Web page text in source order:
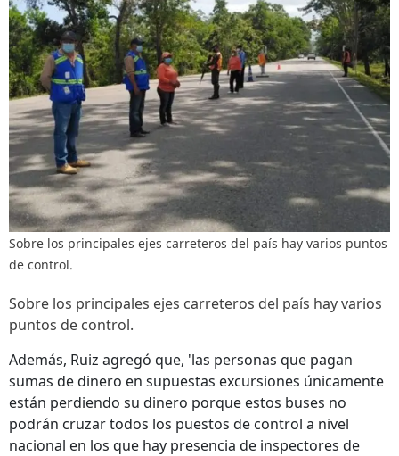
Sobre los principales ejes carreteros del país hay varios puntos
de control.
Sobre los principales ejes carreteros del país hay varios
puntos de control.
Además, Ruiz agregó que, 'las personas que pagan
sumas de dinero en supuestas excursiones únicamente
están perdiendo su dinero porque estos buses no
podrán cruzar todos los puestos de control a nivel
nacional en los que hay presencia de inspectores de